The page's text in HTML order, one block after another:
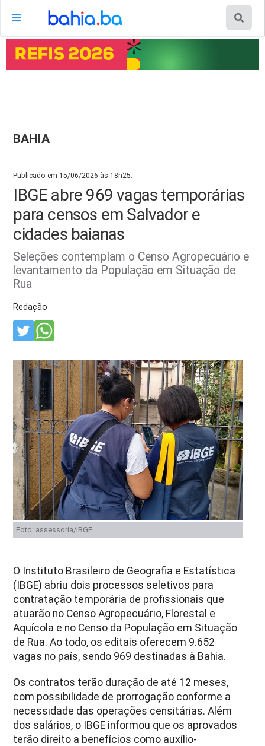
BAHIA
Publicado em 15/06/2026 às 18h25.
IBGE abre 969 vagas temporárias
para censos em Salvador e
cidades baianas
Seleções contemplam o Censo Agropecuário e
levantamento da População em Situação de
Rua
Redação
Foto: assessoria/IBGE
O Instituto Brasileiro de Geografia e Estatística
(IBGE) abriu dois processos seletivos para
contratação temporária de profissionais que
atuarão no Censo Agropecuário, Florestal e
Aquícola e no Censo da População em Situação
de Rua. Ao todo, os editais oferecem 9.652
vagas no país, sendo 969 destinadas à Bahia.
Os contratos terão duração de até 12 meses,
com possibilidade de prorrogação conforme a
necessidade das operações censitárias. Além
dos salários, o IBGE informou que os aprovados
terão direito a benefícios como auxílio-